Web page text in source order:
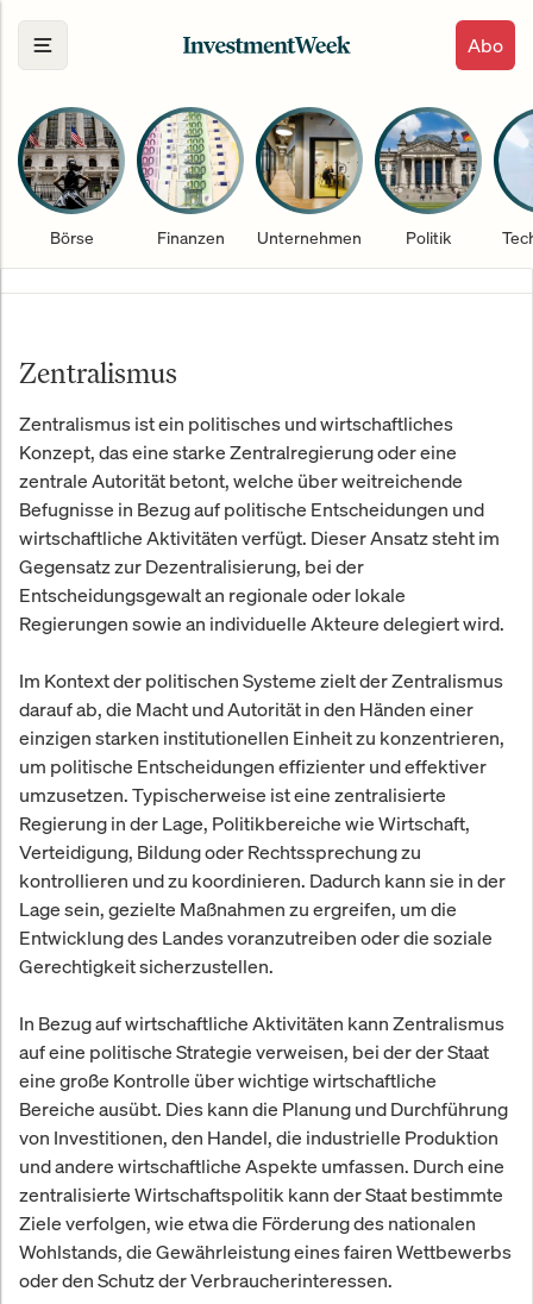
Abo
Börse Finanzen Unternehmen Politik
Zentralismus
Zentralismus ist ein politisches und wirtschaftliches
Konzept, das eine starke Zentralregierung oder eine
zentrale Autorität betont, welche über weitreichende
Befugnisse in Bezug auf politische Entscheidungen und
wirtschaftliche Aktivitäten verfügt. Dieser Ansatz steht im
Gegensatz zur Dezentralisierung, bei der
Entscheidungsgewalt an regionale oder lokale
Regierungen sowie an individuelle Akteure delegiert wird.
Im Kontext der politischen Systeme zielt der Zentralismus
darauf ab, die Macht und Autorität in den Händen einer
einzigen starken institutionellen Einheit zu konzentrieren,
um politische Entscheidungen effizienter und effektiver
umzusetzen. Typischerweise ist eine zentralisierte
Regierung in der Lage, Politikbereiche wie Wirtschaft,
Verteidigung, Bildung oder Rechtssprechung zu
kontrollieren und zu koordinieren. Dadurch kann sie in der
Lage sein, gezielte Maßnahmen zu ergreifen, um die
Entwicklung des Landes voranzutreiben oder die soziale
Gerechtigkeit sicherzustellen.
In Bezug auf wirtschaftliche Aktivitäten kann Zentralismus
auf eine politische Strategie verweisen, bei der der Staat
eine große Kontrolle über wichtige wirtschaftliche
Bereiche ausübt. Dies kann die Planung und Durchführung
von Investitionen, den Handel, die industrielle Produktion
und andere wirtschaftliche Aspekte umfassen. Durch eine
zentralisierte Wirtschaftspolitik kann der Staat bestimmte
Ziele verfolgen, wie etwa die Förderung des nationalen
Wohlstands, die Gewährleistung eines fairen Wettbewerbs
oder den Schutz der Verbraucherinteressen.